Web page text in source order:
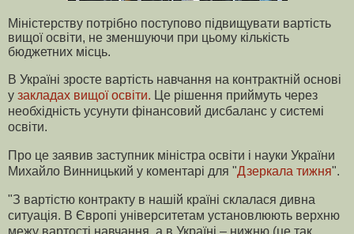
Міністерству потрібно поступово підвищувати вартість
вищої освіти, не зменшуючи при цьому кількість
бюджетних місць.
В Україні зросте вартість навчання на контрактній основі
у закладах вищої освіти. Це рішення приймуть через
необхідність усунути фінансовий дисбаланс у системі
освіти.
Про це заявив заступник міністра освіти і науки України
Михайло Винницький у коментарі для "Дзеркала тижня".
"З вартістю контракту в нашій країні склалася дивна
ситуація. В Європі університетам установлюють верхню
межу вартості навчання, а в Україні – нижню (це так